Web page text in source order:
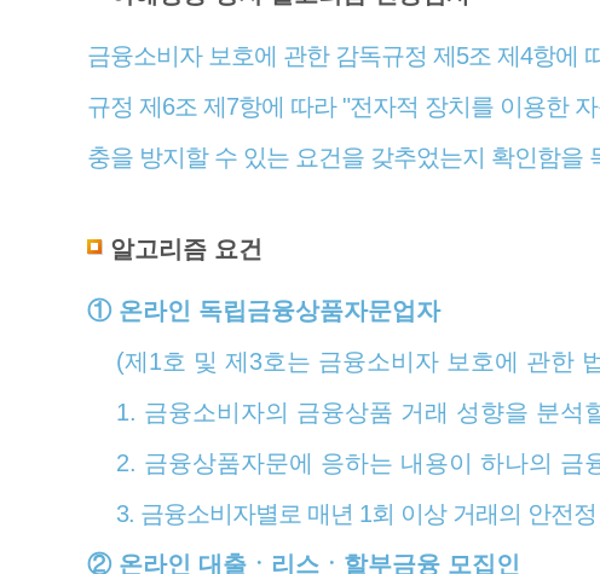
금융소비자 보호에 관한 감독규정 제5조 제4항에
규정 제6조 제7항에 따라 "전자적 장치를 이용한
충을 방지할 수 있는 요건을 갖추었는지 확인함을
알고리즘 요건
① 온라인 독립금융상품자문업자
(제1호 및 제3호는 금융소비자 보호에 관한
1. 금융소비자의 금융상품 거래 성향을 분석
2. 금융상품자문에 응하는 내용이 하나의 금
3. 금융소비자별로 매년 1회 이상 거래의 안전
② 온라인 대출ㆍ리스ㆍ할부금융 모집인